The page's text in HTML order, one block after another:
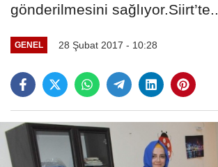
gönderilmesini
GENEL 28 Şubat 2017 - 10:28